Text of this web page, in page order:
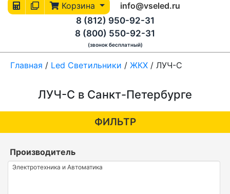
Корзина
info@vseled.ru
8 (812) 950-92-31
8 (800) 550-92-31
(звонок бесплатный)
Главная / Led Светильники / ЖКХ / ЛУЧ-С
ЛУЧ-С в Санкт-Петербурге
ФИЛЬТР
Производитель